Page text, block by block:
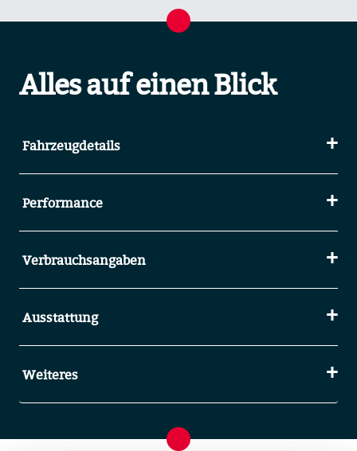
Alles auf einen Blick
Fahrzeugdetails
Performance
Verbrauchsangaben
Ausstattung
Weiteres